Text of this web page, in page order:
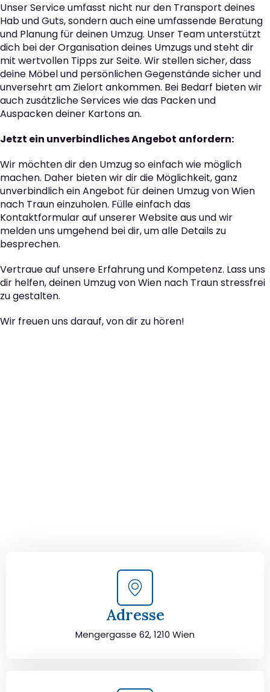
Unser Service umfasst nicht nur den Transport deines
Hab und Guts, sondern auch eine umfassende Beratung
und Planung für deinen Umzug. Unser Team unterstützt
dich bei der Organisation deines Umzugs und steht dir
mit wertvollen Tipps zur Seite. Wir stellen sicher, dass
deine Möbel und persönlichen Gegenstände sicher und
unversehrt am Zielort ankommen. Bei Bedarf bieten wir
auch zusätzliche Services wie das Packen und
Auspacken deiner Kartons an.
Jetzt ein unverbindliches Angebot anfordern:
Wir möchten dir den Umzug so einfach wie möglich
machen. Daher bieten wir dir die Möglichkeit, ganz
unverbindlich ein Angebot für deinen Umzug von Wien
nach Traun einzuholen. Fülle einfach das
Kontaktformular auf unserer Website aus und wir
melden uns umgehend bei dir, um alle Details zu
besprechen.
Vertraue auf unsere Erfahrung und Kompetenz. Lass uns
dir helfen, deinen Umzug von Wien nach Traun stressfrei
zu gestalten.
Wir freuen uns darauf, von dir zu hören!
Adresse
Mengergasse 62, 1210 Wien